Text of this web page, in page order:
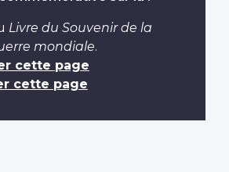
Livre du Souvenir de la
mondiale.
cette page
cette page